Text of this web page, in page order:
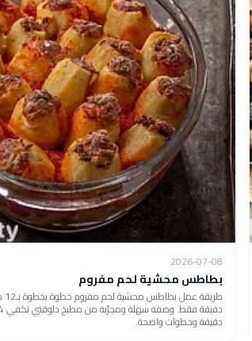
2026-07-08
بطاطس محشية لحم مفروم
دقيقة وخطوات واضحة.